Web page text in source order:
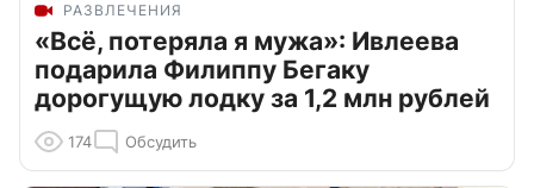
РАЗВЛЕЧЕНИЯ
«Всё, потеряла я мужа»: Ивлеева
подарила Филиппу Бегаку
дорогущую лодку за 1,2 млн рублей
174 Обсудить